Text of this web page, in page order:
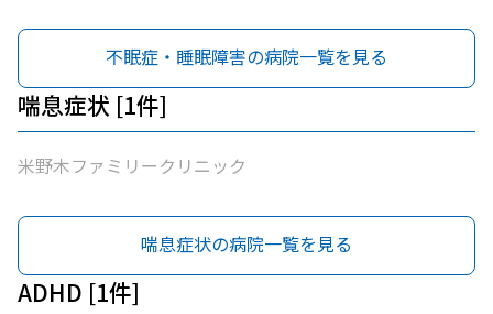
不眠症・睡眠障害の病院一覧を見る
喘息症状 [1件]
米野木ファミリークリニック
喘息症状の病院一覧を見る
ADHD [1件]